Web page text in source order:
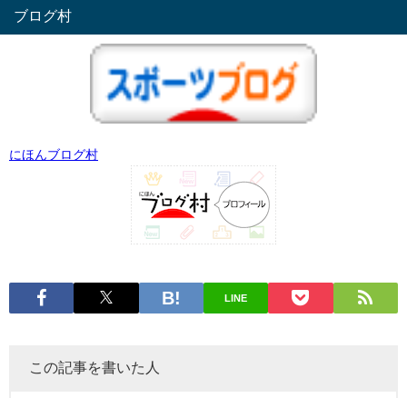
ブログ村
にほんブログ村
LINE
この記事を書いた人